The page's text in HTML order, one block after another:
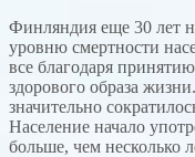
Финляндия еще 30 лет
уровню смертности
все благодаря
здорового образа
значительно
Население начало
больше, чем несколько